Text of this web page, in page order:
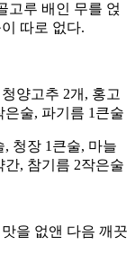
고루 배인 무를 얹
따로 없다.
양고추 2개, 홍고
은술, 파기름 1큰술
청장 1큰술, 마늘
, 참기름 2작은술
을 없앤 다음 깨끗